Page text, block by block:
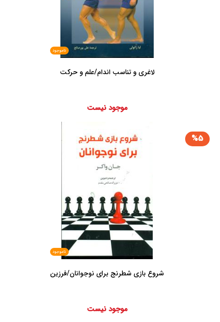
ناموجود
لاغری و تناسب اندام/علم و حرکت
موجود نیست
%5
ناموجود
شروع بازی شطرنج برای نوجوانان/فرزین
موجود نیست